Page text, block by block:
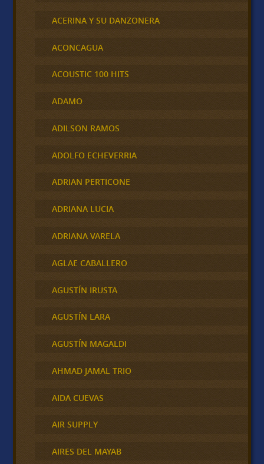
ACERINA Y SU DANZONERA
ACONCAGUA
ACOUSTIC 100 HITS
ADAMO
ADILSON RAMOS
ADOLFO ECHEVERRIA
ADRIAN PERTICONE
ADRIANA LUCIA
ADRIANA VARELA
AGLAE CABALLERO
AGUSTÍN IRUSTA
AGUSTÍN LARA
AGUSTÍN MAGALDI
AHMAD JAMAL TRIO
AIDA CUEVAS
AIR SUPPLY
AIRES DEL MAYAB